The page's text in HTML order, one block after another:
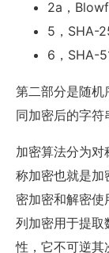
2a，
5，SHA-
6，SHA-
第二部分是随机
同加密后的字符
加密算法分为
称加密也就是加
密加密和解密
列加密用于提取
性，它不可逆